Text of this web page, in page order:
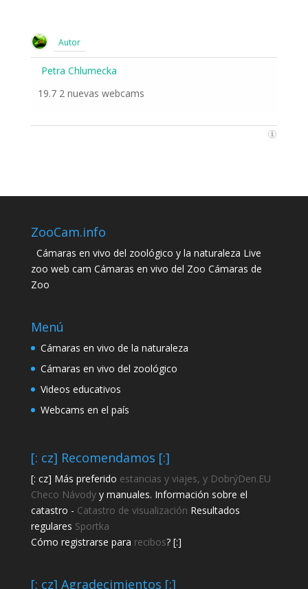
Autor
Petra Chlumecka
19.7 2 nuevas webcams
ZooCam.info
Cámaras en vivo del zoológico y la naturaleza Live
zoo web cam Cámaras en vivo del Zoo Cámaras de
Zoo
Menú
Cámaras en vivo de la naturaleza
Cámaras en vivo del zoológico
Videos educativos
Webcams en el país
[: cz] Recomendamos [:]
[: cz] Más preferido estancias y viajes, y DobrýDen.EU
Checo Návodyy manuales. Información sobre el
catastro - Catastro de visualización Resultados
regulares Sportka
Cómo registrarse para recibos? [:]
[: cz] Agradecimientos [:]